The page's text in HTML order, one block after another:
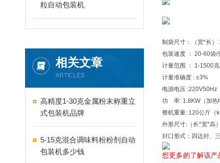
粒自动包装机
相关文章
ARTICLES
高精度1-30克金属粉末称重立
式包装机品牌
5-15克混合调味料粉粉剂自动
包装机多少钱
制袋尺寸：（宽*长
包装速度 ： 20-60袋
计量范围 ： 1-1500
计量准确度 : ±3%
电源电压
功 率: 1.8KW（加热
整机重量: 120公斤（
外形尺寸:（长*宽*高
封口形式：四边封、
想更多的了解该